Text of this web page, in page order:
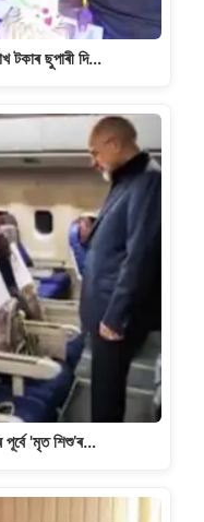
টকাৰ ছুপাৰী দি…
'মৃত শিশু’ৰ…